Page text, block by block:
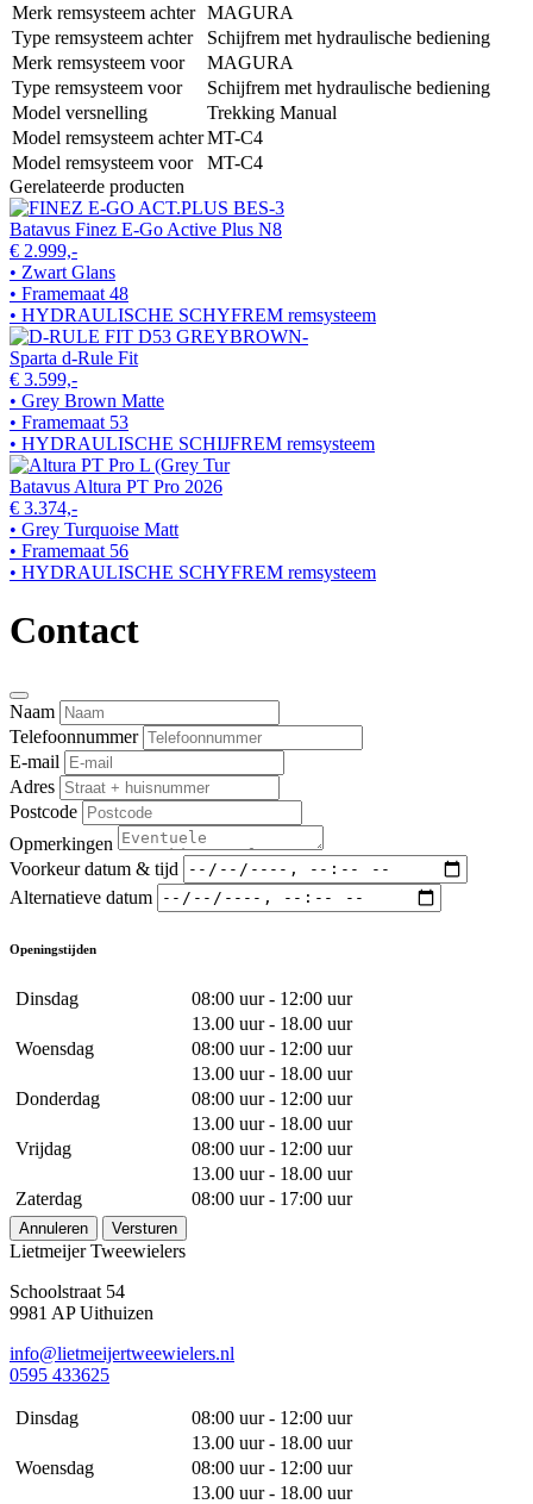
Merk remsysteem achter MAGURA
Type remsysteem achter
Schijfrem met hydraulische bediening
Merk remsysteem voor
MAGURA
Type remsysteem voor
Schijfrem met hydraulische bediening
Model versnelling
Trekking Manual
Model remsysteem achterMT-C4
Model remsysteem voor
MT-C4
Gerelateerde producten
Batavus Finez E-Go Active Plus N8
€ 2.999,-
• Zwart Glans
• Framemaat 48
• HYDRAULISCHE SCHYFREM remsysteem
Sparta d-Rule Fit
€ 3.599,-
• Grey Brown Matte
• Framemaat 53
• HYDRAULISCHE SCHIJFREM remsysteem
Batavus Altura PT Pro 2026
€ 3.374,-
• Grey Turquoise Matt
• Framemaat 56
• HYDRAULISCHE SCHYFREM remsysteem
Contact
Naam
Telefoonnummer
E-mail
Adres
Postcode
Opmerkingen
Voorkeur datum & tijd
Alternatieve datum
Openingstijden
Dinsdag
08:00 uur - 12:00 uur
13.00 uur - 18.00 uur
Woensdag
08:00 uur - 12:00 uur
13.00 uur - 18.00 uur
Donderdag
08:00 uur - 12:00 uur
13.00 uur - 18.00 uur
Vrijdag
08:00 uur - 12:00 uur
13.00 uur - 18.00 uur
Zaterdag
08:00 uur - 17:00 uur
Annuleren Versturen
Lietmeijer Tweewielers
Schoolstraat 54
9981 AP Uithuizen
info@lietmeijertweewielers.nl
0595 433625
Dinsdag
08:00 uur - 12:00 uur
13.00 uur - 18.00 uur
Woensdag
08:00 uur - 12:00 uur
13.00 uur - 18.00 uur